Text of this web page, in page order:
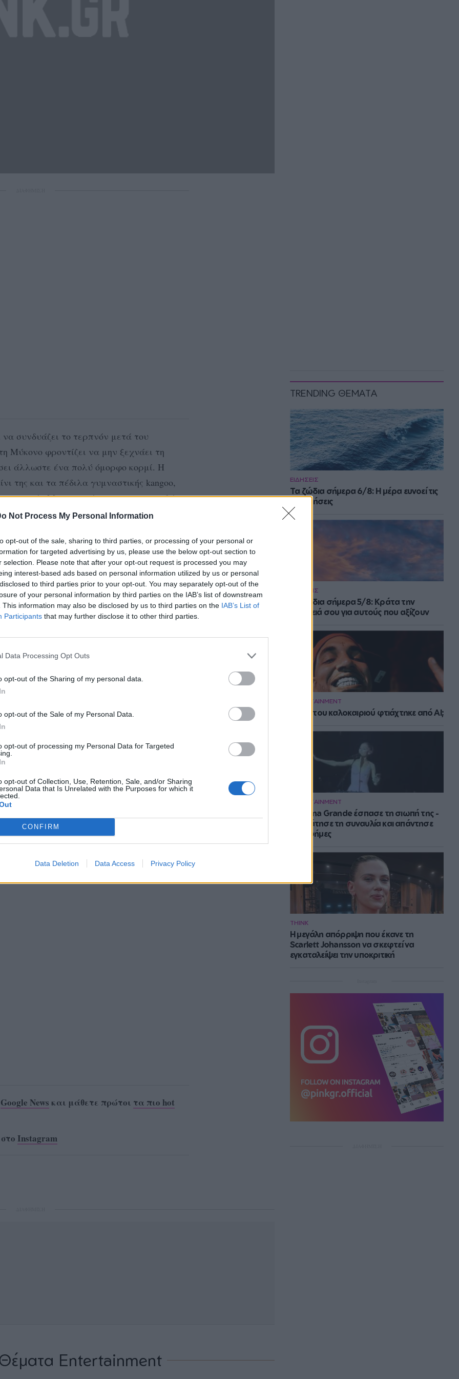
Not Process My Personal Information
opt-out of the sale, sharing to third parties, or processing of your personal or
for targeted advertising by us, please use the below opt-out section to
selection. Please note that after your opt-out request is processed you may
interest-based ads based on personal information utilized by us or personal
to third parties prior to your opt-out. You may separately opt-out of the
of your personal information by third parties on the IAB’s list of downstream
This information may also be disclosed by us to third parties on the IAB’s List of
Participants that may further disclose it to other third parties.
Data Processing Opt Outs
opt-out of the Sharing of my personal data.
opt-out of the Sale of my Personal Data.
opt-out of processing my Personal Data for Targeted
opt-out of Collection, Use, Retention, Sale, and/or Sharing
Data that Is Unrelated with the Purposes for which it
CONFIRM
Data Deletion Data Access Privacy Policy
TRENDING ΘΕΜΑΤΑ
ΕΙΔΗΣΕΙΣ
Τα ζώδια σήμερα 6/8: Η μέρα ευνοεί τις
συζητήσεις
ΕΙΔΗΣΕΙΣ
Τα ζώδια σήμερα 5/8: Κράτα την
ενέργειά σου για αυτούς που αξίζουν
ENTERTAINMENT
Το hit του καλοκαιριού φτιάχτηκε από AI;
ENTERTAINMENT
H Ariana Grande έσπασε τη σιωπή της -
Σταμάτησε τη συναυλία και απάντησε
στις φήμες
THINK
Η μεγάλη απόρριψη που έκανε τη
Scarlett Johansson να σκεφτεί να
εγκαταλείψει την υποκριτική
συνδυάζει το τερπνόν μετά του
Μύκονο φροντίζει να μην ξεχνάει τη
άλλωστε ένα πολύ όμορφο κορμί. Η
της και τα πέδιλα γυμναστικής kangoo,
ημερών Mama και άρχισε να χοροπηδάει
energy! Making memories and jumps
at the most beautiful sunset!🌅 Thank
#ΚΑΤΑΠΛΗΚΤΙΚΟ ΜΗΝΑ ΕΧΟΥΜΕ
#havefun
1 Μάι, 2019 στις 11:17 πμ PDT
Google News και μάθετε πρώτοι τα πιο hot
Instagram
Entertainment